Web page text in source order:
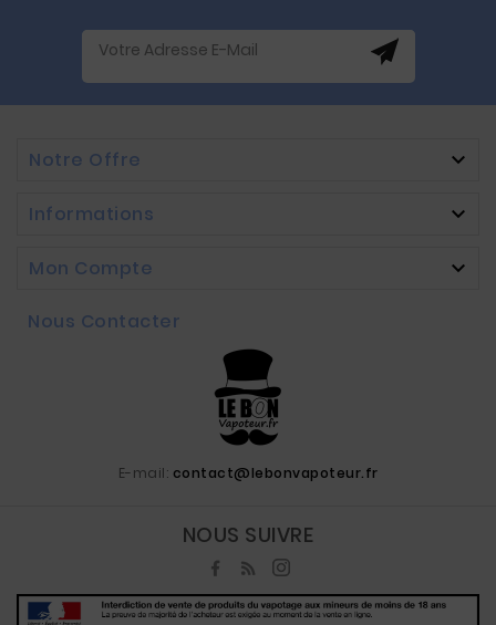
Notre Offre 
Informations 
Mon Compte 
Nous Contacter
E-mail: contact@lebonvapoteur.fr
NOUS SUIVRE